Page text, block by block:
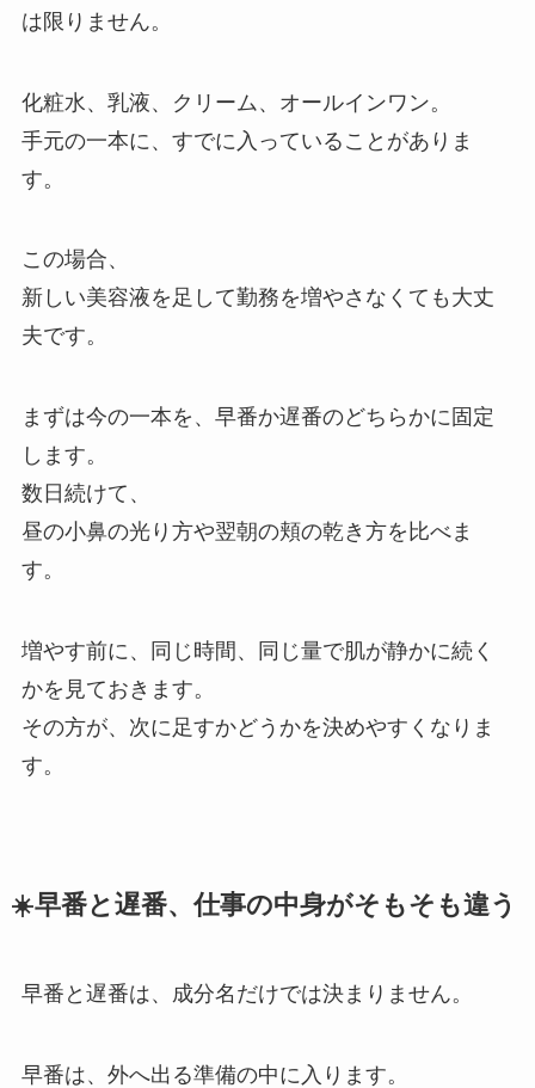
は限りません。
化粧水、乳液、クリーム、オールインワン。
手元の一本に、すでに入っていることがありま
す。
この場合、
新しい美容液を足して勤務を増やさなくても大丈
夫です。
まずは今の一本を、早番か遅番のどちらかに固定
します。
数日続けて、
昼の小鼻の光り方や翌朝の頬の乾き方を比べま
す。
増やす前に、同じ時間、同じ量で肌が静かに続く
かを見ておきます。
その方が、次に足すかどうかを決めやすくなりま
す。
☀️早番と遅番、仕事の中身がそもそも違う
早番と遅番は、成分名だけでは決まりません。
早番は、外へ出る準備の中に入ります。